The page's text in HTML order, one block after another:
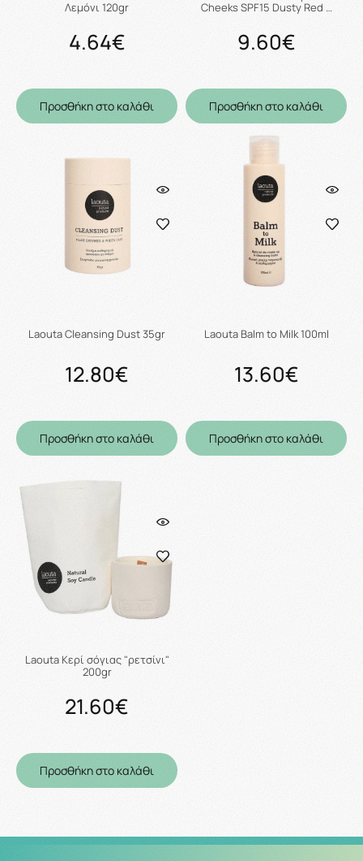
Λεμόνι 120gr
4.64€
Προσθήκη στο καλάθι
Cheeks SPF15 Dusty Red …
9.60€
Προσθήκη στο καλάθι
Laouta Cleansing Dust 35gr
12.80€
Προσθήκη στο καλάθι
Laouta Balm to Milk 100ml
13.60€
Προσθήκη στο καλάθι
Laouta Κερί σόγιας "ρετσίνι"
200gr
21.60€
Προσθήκη στο καλάθι